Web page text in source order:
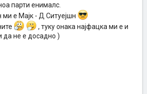
парти енималс.
е Мајк - Д Ситуејшн
, туку онака најфацка ми е и
да не е досадно )